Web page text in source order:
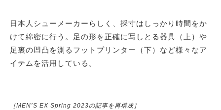
日本人シューメーカーらしく、採寸はしっかり時間をか
けて綿密に行う。足の形を正確に写しとる器具（上）や
足裏の凹凸を測るフットプリンター（下）など様々なア
イテムを活用している。
［MEN’S EX Spring 2023の記事を再構成］